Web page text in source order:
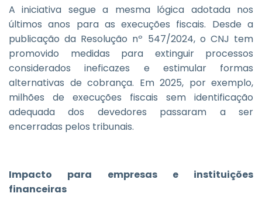
A iniciativa segue a mesma lógica adotada nos
últimos anos para as execuções fiscais. Desde a
publicação da Resolução nº 547/2024, o CNJ tem
promovido medidas para extinguir processos
considerados ineficazes e estimular formas
alternativas de cobrança. Em 2025, por exemplo,
milhões de execuções fiscais sem identificação
adequada dos devedores passaram a ser
encerradas pelos tribunais.
Impacto para empresas e instituições
financeiras